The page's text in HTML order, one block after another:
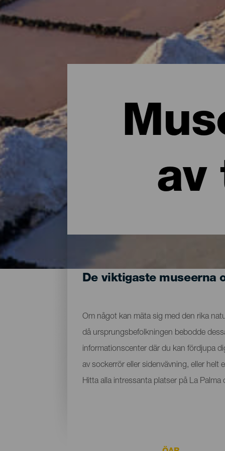
av
De viktigaste museerna
Om något kan mäta sig med den rika
då ursprungsbefolkningen bebodde
informationscenter där du kan fördjupa
av sockerrör eller sidenvävning, eller
Hitta alla intressanta platser på La